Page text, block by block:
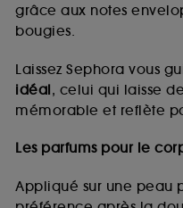
grâce aux notes
bougies.
Laissez Sephora vous
idéal, celui qui laisse
mémorable et reflète
Les parfums pour le
Appliqué sur une peau